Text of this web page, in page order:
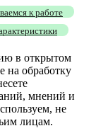
к работе
в открытом
на обработку
мнений и
не
лицам.